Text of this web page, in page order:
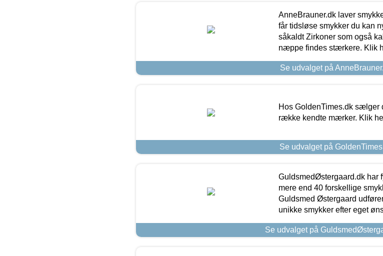
AnneBrauner.dk laver
får tidsløse smykker du kan
såkaldt Zirkoner som også
næppe findes stærkere. Klik
Se udvalget på
Hos GoldenTimes.dk sælger
række kendte mærker. Klik
Se udvalget på
GuldsmedØstergaard.dk har
mere end 40 forskellige
Guldsmed Østergaard
unikke smykker efter eget
Se udvalget på